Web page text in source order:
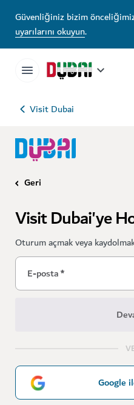
Güvenliğiniz bizim
uyarılarını okuyun.
Visit Dubai
Geri
Visit Dubai'ye
Oturum açmak veya
E-posta*
Google